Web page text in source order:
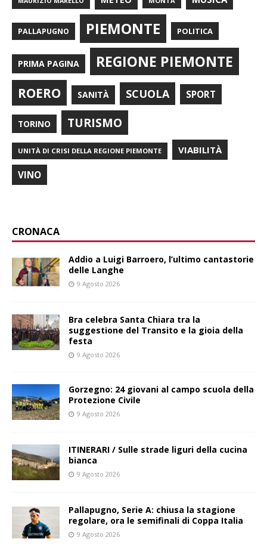
PALLAPUGNO PIEMONTE POLITICA
PRIMA PAGINA REGIONE PIEMONTE
ROERO SANITÀ SCUOLA SPORT
TORINO TURISMO
UNITÀ DI CRISI DELLA REGIONE PIEMONTE VIABILITÀ
VINO
CRONACA
Addio a Luigi Barroero, l’ultimo cantastorie
delle Langhe
9 Agosto 2026
Bra celebra Santa Chiara tra la
suggestione del Transito e la gioia della
festa
9 Agosto 2026
Gorzegno: 24 giovani al campo scuola della
Protezione Civile
9 Agosto 2026
ITINERARI / Sulle strade liguri della cucina
bianca
9 Agosto 2026
Pallapugno, Serie A: chiusa la stagione
regolare, ora le semifinali di Coppa Italia
9 Agosto 2026